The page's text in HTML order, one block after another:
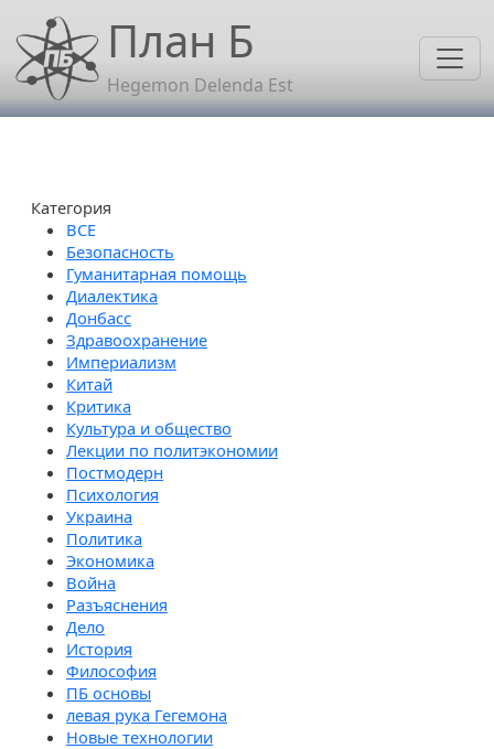
Перейти к основному содержанию
План Б
Hegemon Delenda Est
Категория
Безопасность
Гуманитарная помощь
Диалектика
Донбасс
Здравоохранение
Империализм
Китай
Критика
Культура и общество
Лекции по политэкономии
Постмодерн
Психология
Украина
Политика
Экономика
Война
Разъяснения
Дело
История
Философия
ПБ основы
левая рука Гегемона
Новые технологии